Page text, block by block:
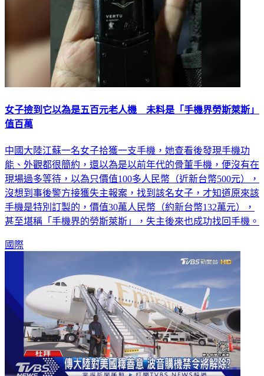
女子撿到它以為是五百元老人機 未料是「手機界勞斯萊斯」
值百萬
中國大陸江蘇一名女子拾獲一支手機，她查看後發現手機功
能、外觀都很簡約，還以為是以前年代的骨董手機，便沒有在
現場過多等待，以為只價值100多人民幣（近新台幣500元），
沒想到事後警方接獲失主報案，找到該名女子，才知道原來該
手機是特別訂製的，價值30萬人民幣（約新台幣132萬元），
甚至堪稱「手機界的勞斯萊斯」，失主後來也成功找回手機。
國際